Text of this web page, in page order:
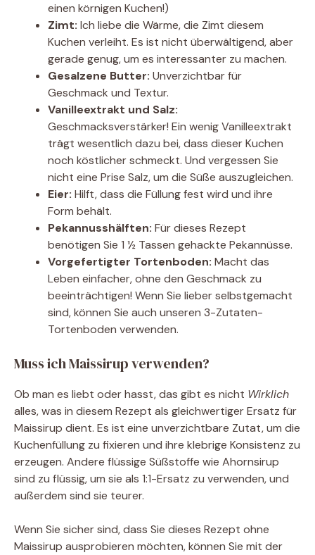
einen körnigen Kuchen!)
Zimt: Ich liebe die Wärme, die Zimt diesem
Kuchen verleiht. Es ist nicht überwältigend, aber
gerade genug, um es interessanter zu machen.
Gesalzene Butter: Unverzichtbar für
Geschmack und Textur.
Vanilleextrakt und Salz:
Geschmacksverstärker! Ein wenig Vanilleextrakt
trägt wesentlich dazu bei, dass dieser Kuchen
noch köstlicher schmeckt. Und vergessen Sie
nicht eine Prise Salz, um die Süße auszugleichen.
Eier: Hilft, dass die Füllung fest wird und ihre
Form behält.
Pekannusshälften: Für dieses Rezept
benötigen Sie 1 ½ Tassen gehackte Pekannüsse.
Vorgefertigter Tortenboden: Macht das
Leben einfacher, ohne den Geschmack zu
beeinträchtigen! Wenn Sie lieber selbstgemacht
sind, können Sie auch unseren 3-Zutaten-
Tortenboden verwenden.
Muss ich Maissirup verwenden?
Ob man es liebt oder hasst, das gibt es nicht Wirklich
alles, was in diesem Rezept als gleichwertiger Ersatz für
Maissirup dient. Es ist eine unverzichtbare Zutat, um die
Kuchenfüllung zu fixieren und ihre klebrige Konsistenz zu
erzeugen. Andere flüssige Süßstoffe wie Ahornsirup
sind zu flüssig, um sie als 1:1-Ersatz zu verwenden, und
außerdem sind sie teurer.
Wenn Sie sicher sind, dass Sie dieses Rezept ohne
Maissirup ausprobieren möchten, können Sie mit der